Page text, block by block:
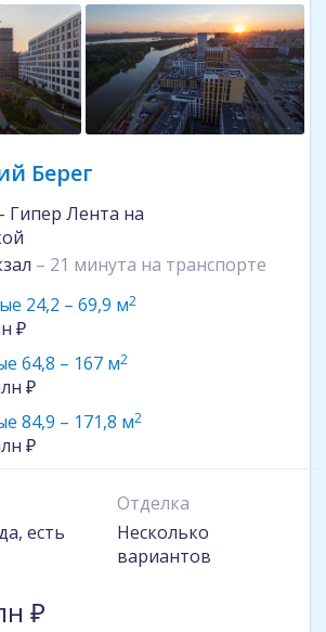
Берег
Гипер Лента на
– 21 минута на транспорте
24,2 – 69,9 м2
₽
64,8 – 167 м2
₽
84,9 – 171,8 м2
₽
есть
Отделка
Несколько
вариантов
₽